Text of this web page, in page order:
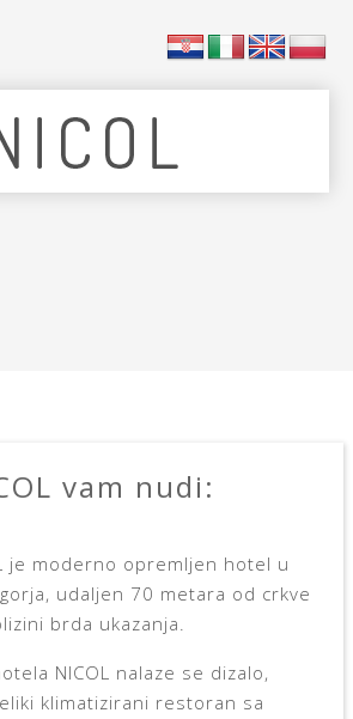
vam nudi:
je moderno opremljen hotel u
udaljen 70 metara od crkve
brda ukazanja.
NICOL nalaze se dizalo,
klimatizirani restoran sa